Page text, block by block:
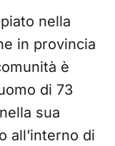
nella
in provincia
è
di 73
sua
all’interno di